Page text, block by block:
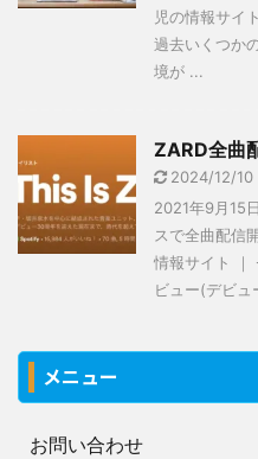
児の情報サイ
過去いくつか
境が ...
ZARD全曲
2024/12/10
2021年9月15
スで全曲配信
情報サイト
ビュー(デビ
メニュー
お問い合わせ